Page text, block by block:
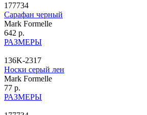
177734
Сарафан черный
Mark Formelle
642 р.
РАЗМЕРЫ
136K-2317
Носки серый лен
Mark Formelle
77 р.
РАЗМЕРЫ